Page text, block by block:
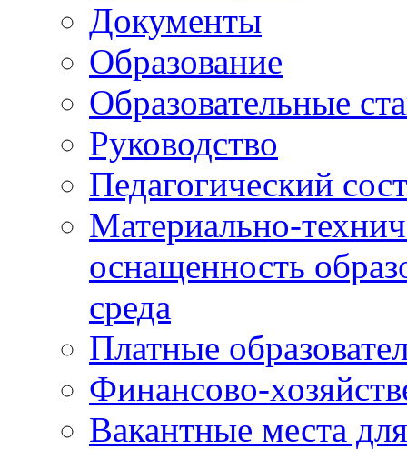
Документы
Образование
Образовательные
Руководство
Педагогический
Материально-
оснащенность
среда
Платные
Финансово-
Вакантные места